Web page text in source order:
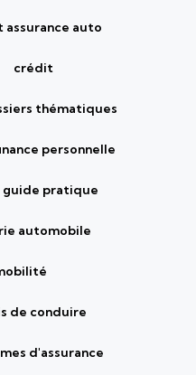
assurance auto
crédit
thématiques
personnelle
guide pratique
automobile
de conduire
d'assurance